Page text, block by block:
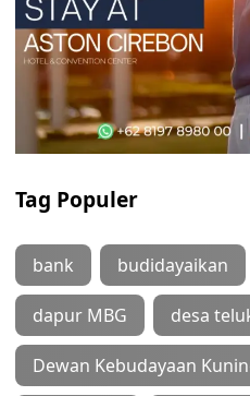
Tag Populer
bank budidayaikan
dapur MBG desa
Dewan Kebudayaan